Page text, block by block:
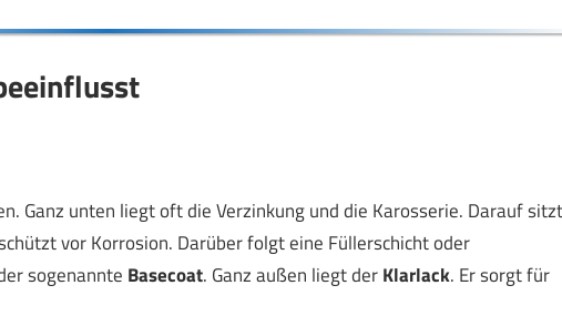
Ganz unten liegt oft die Verzinkung und die Karosserie. Darauf sitzt
vor Korrosion. Darüber folgt eine Füllerschicht oder
sogenannte Basecoat. Ganz außen liegt derKlarlack. Er sorgt für